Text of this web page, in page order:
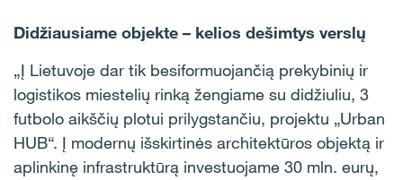
Didžiausiame objekte – kelios dešimtys verslų
„Į Lietuvoje dar tik besiformuojančią prekybinių ir
logistikos miestelių rinką žengiame su didžiuliu, 3
futbolo aikščių plotui prilygstančiu, projektu „Urban
HUB“. Į modernų išskirtinės architektūros objektą ir
aplinkinę infrastruktūrą investuojame 30 mln. eurų,